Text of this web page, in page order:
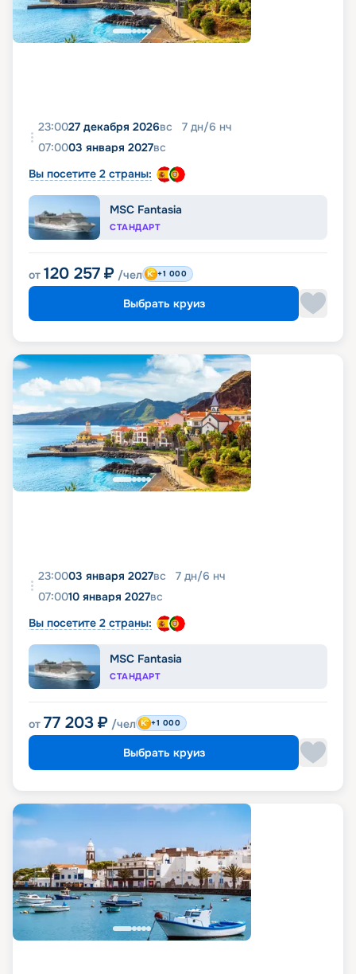
23:0027 декабря 2026вс 7 дн/6 нч
07:0003 января 2027вс
Вы посетите 2 страны:
MSC Fantasia
СТАНДАРТ
от 120 257 ₽ /чел +1 000
Выбрать круиз
23:0003 января 2027вс 7 дн/6 нч
07:0010 января 2027вс
Вы посетите 2 страны:
MSC Fantasia
СТАНДАРТ
от 77 203 ₽ /чел +1 000
Выбрать круиз